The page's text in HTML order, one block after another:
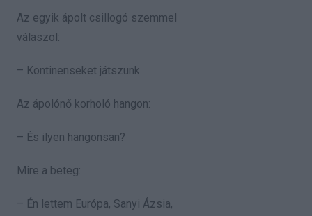
Az egyik ápolt csillogó szemmel
válaszol:
– Kontinenseket játszunk.
Az ápolónő korholó hangon:
– És ilyen hangonsan?
Mire a beteg:
– Én lettem Európa, Sanyi Ázsia,